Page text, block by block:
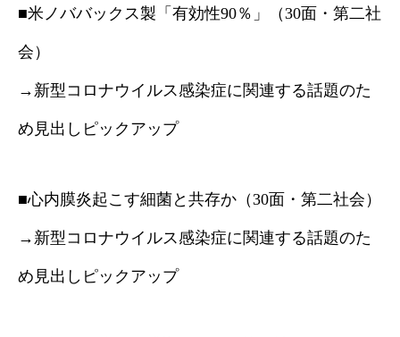
■米ノババックス製「有効性90％」（30面・第二社
会）
→新型コロナウイルス感染症に関連する話題のた
め見出しピックアップ
■心内膜炎起こす細菌と共存か（30面・第二社会）
→新型コロナウイルス感染症に関連する話題のた
め見出しピックアップ